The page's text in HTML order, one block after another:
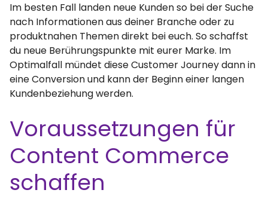
Im besten Fall landen neue Kunden so bei der Suche
nach Informationen aus deiner Branche oder zu
produktnahen Themen direkt bei euch. So schaffst
du neue Berührungspunkte mit eurer Marke. Im
Optimalfall mündet diese Customer Journey dann in
eine Conversion und kann der Beginn einer langen
Kundenbeziehung werden.
Voraussetzungen für
Content Commerce
schaffen